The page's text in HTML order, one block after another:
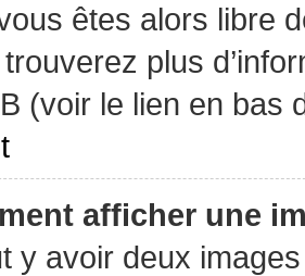
êtes alors libre
plus
(voir le lien en bas
afficher une
y avoir deux